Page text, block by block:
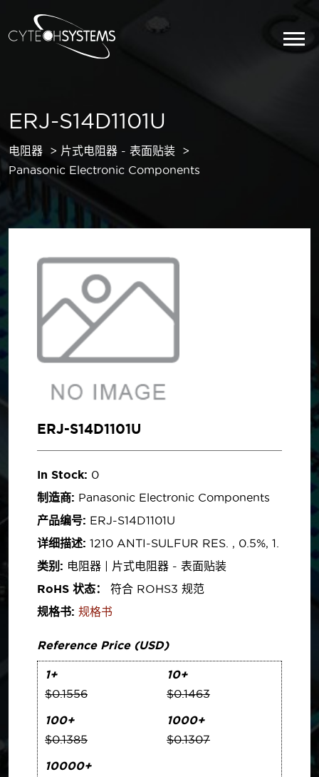
ERJ-S14D1101U
电阻器
片式电阻器 - 表面贴装
Panasonic Electronic Components
ERJ-S14D1101U
In Stock: 0
制造商: Panasonic Electronic Components
产品编号: ERJ-S14D1101U
详细描述: 1210 ANTI-SULFUR RES. , 0.5%, 1.
类别: 电阻器 | 片式电阻器 - 表面贴装
RoHS 状态：
符合 ROHS3 规范
规格书: 规格书
Reference Price (USD)
1+
$0.1556
10+
$0.1463
100+
$0.1385
1000+
$0.1307
10000+